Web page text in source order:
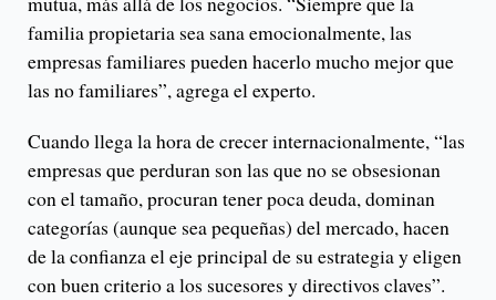
familia propietaria sea sana emocionalmente, las
empresas familiares pueden hacerlo mucho mejor que
las no familiares”, agrega el experto.
Cuando llega la hora de crecer internacionalmente, “las
empresas que perduran son las que no se obsesionan
con el tamaño, procuran tener poca deuda, dominan
categorías (aunque sea pequeñas) del mercado, hacen
de la confianza el eje principal de su estrategia y eligen
con buen criterio a los sucesores y directivos claves”.